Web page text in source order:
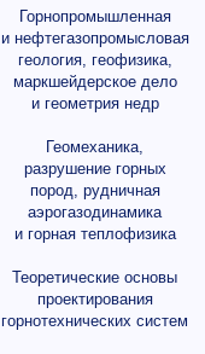
Горнопромышленная
и нефтегазопромысловая
геология, геофизика,
маркшейдерское дело
и геометрия недр
Геомеханика,
разрушение горных
пород, рудничная
аэрогазодинамика
и горная теплофизика
Теоретические основы
проектирования
горнотехнических систем